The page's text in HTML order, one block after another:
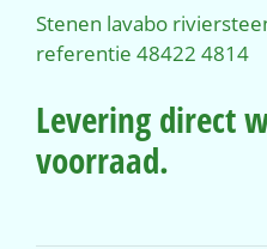
Stenen lavabo
referentie 48422 4814
Levering direct
voorraad.